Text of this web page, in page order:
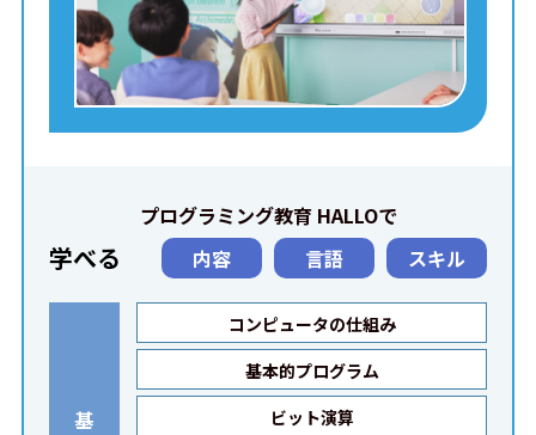
プログラミング教育 HALLOで
学べる 内容 言語 スキル
基
コンピュータの仕組み
基本的プログラム
ビット演算